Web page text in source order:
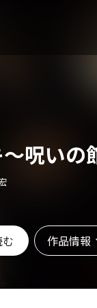
呪いの
作品情報